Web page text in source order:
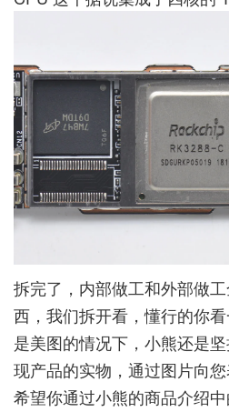
拆完了，内部做工和外部做
西，我们拆开看，懂行的你
是美图的情况下，小熊还是
现产品的实物，通过图片向
希望你通过小熊的商品介绍